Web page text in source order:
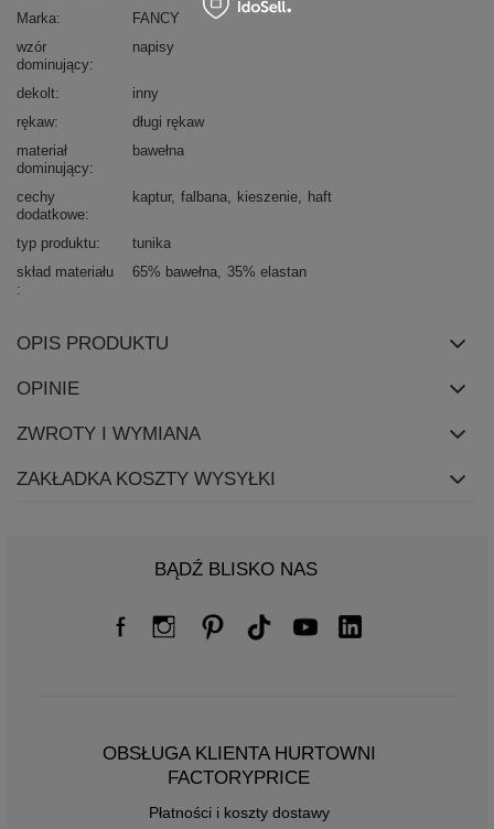
Marka
FANCY
wzór
dominujący
napisy
dekolt
inny
rękaw
długi rękaw
materiał
dominujący
bawełna
cechy
dodatkowe
kaptur falbana kieszenie haft
typ produktu
tunika
skład materiału
65% bawełna 35% elastan
OPIS PRODUKTU
OPINIE
ZWROTY I WYMIANA
ZAKŁADKA KOSZTY WYSYŁKI
BĄDŹ BLISKO NAS
OBSŁUGA KLIENTA HURTOWNI
FACTORYPRICE
Płatności i koszty dostawy